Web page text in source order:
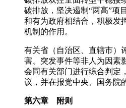
碳排放，坚决遏制“两高”项
和有为政府相结合，积极发
机制的作用。
有关省（自治区、直辖市）
害、突发事件等非人为因素
会同有关部门进行综合判定
议，并在报党中央、国务院
第六章 附则